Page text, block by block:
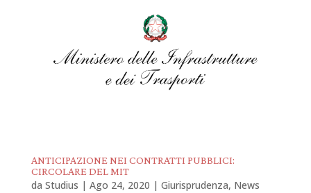
ANTICIPAZIONE NEI CONTRATTI PUBBLICI:
CIRCOLARE DEL MIT
da Studius | Ago 24, 2020 | Giurisprudenza, News